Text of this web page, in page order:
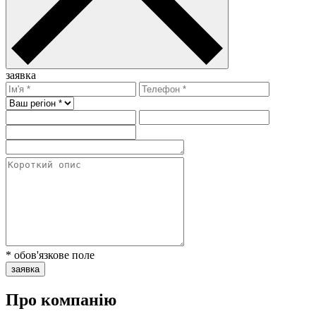
заявка
* обов'язкове поле
заявка
Про компанію